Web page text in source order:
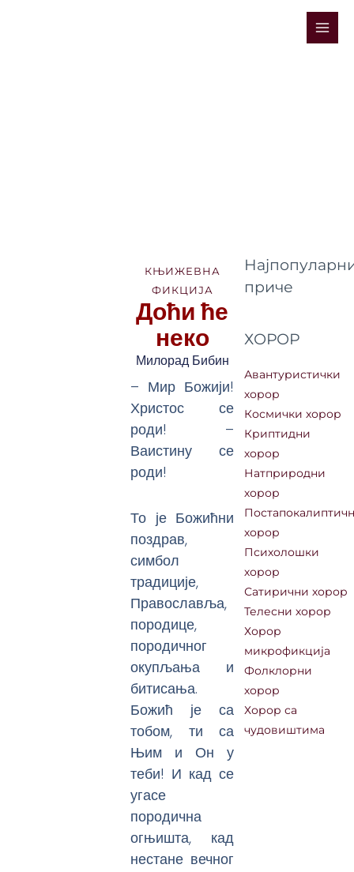
Main
КЊИЖЕВНА
ФИКЦИЈА
Доћи ће
неко
Милорад Бибин
– Мир Божији!
Христос се
роди! –
Ваистину се
роди!
То је Божићни
поздрав,
симбол
традиције,
Православља,
породице,
породичног
окупљања и
битисања.
Божић је са
тобом, ти са
Њим и Он у
теби! И кад се
угасе
породична
огњишта, кад
нестане вечног
приче
ХОРОР
Авантуристички
хорор
Космички хорор
Криптидни
хорор
Натприродни
хорор
хорор
Психолошки
хорор
Сатирични хорор
Телесни хорор
Хорор
микрофикција
Фолклорни
хорор
Хорор са
чудовиштима